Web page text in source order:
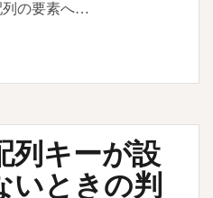
列の要素へ…
列キーが設
いときの判